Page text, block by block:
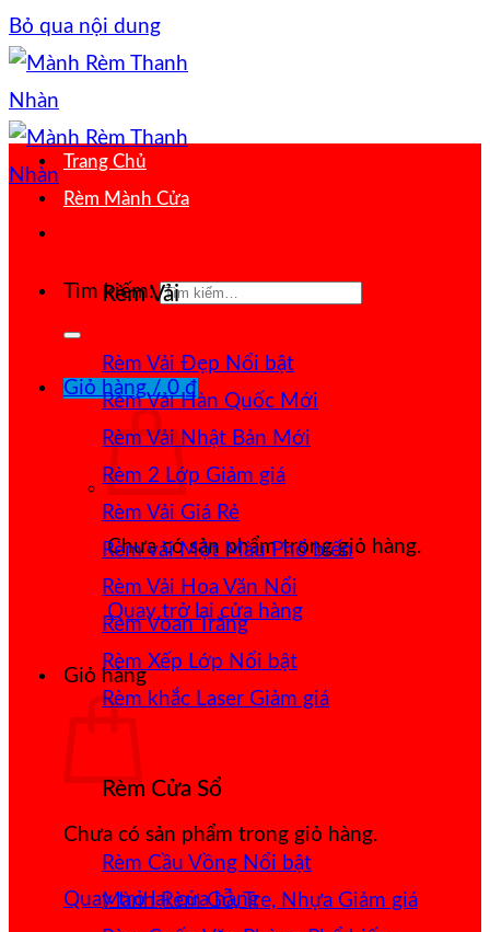
Bỏ qua nội dung
Tìm kiếm:
Giỏ hàng /0₫
Chưa có sản phẩm trong giỏ hàng.
Quay trở lại cửa hàng
Giỏ hàng
Chưa có sản phẩm trong giỏ hàng.
Quay trở lại cửa hàng
Trang Chủ
Rèm Mành Cửa
Rèm Vải
Rèm Vải Đẹp
Rèm Vải Hàn Quốc
Rèm Vải Nhật Bản
Rèm 2 Lớp
Rèm Vải Giá Rẻ
Rèm vải Một Màu
Rèm Vải Hoa Văn Nổi
Rèm Voan Trắng
Rèm Xếp Lớp
Rèm khắc Laser
Rèm Cửa Sổ
Rèm Cầu Vồng
Mành Rèm Gỗ, Tre, Nhựa